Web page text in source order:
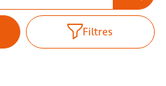
Filtres